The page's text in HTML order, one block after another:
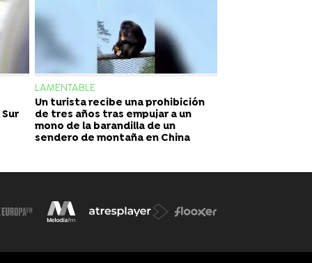
LAMENTABLE
Un turista recibe una prohibición
de tres años tras empujar a un
mono de la barandilla de un
sendero de montaña en China